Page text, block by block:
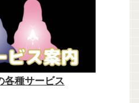
各種サービス